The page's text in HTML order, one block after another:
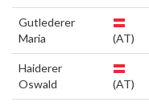
Gutlederer
Maria
(AT)
Haiderer
Oswald
(AT)